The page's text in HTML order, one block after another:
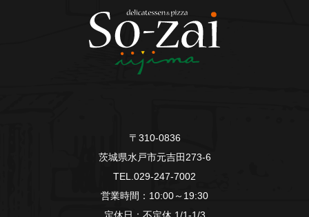
〒310-0836
茨城県水戸市元吉田273-6
TEL.029-247-7002
営業時間：10:00～19:30
定休日：不定休.1/1-1/3